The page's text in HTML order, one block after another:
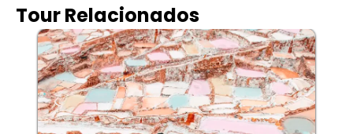
Tour Relacionados